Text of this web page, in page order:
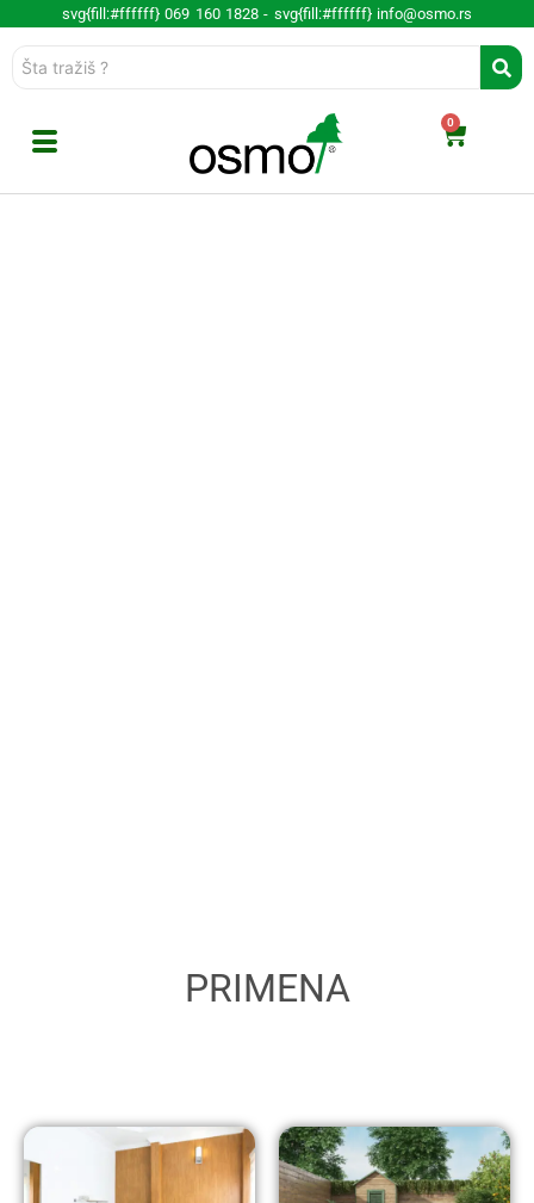
svg{fill:#ffffff} 069 160 1828 - svg{fill:#ffffff} info@osmo.rs
0
PRIMENA